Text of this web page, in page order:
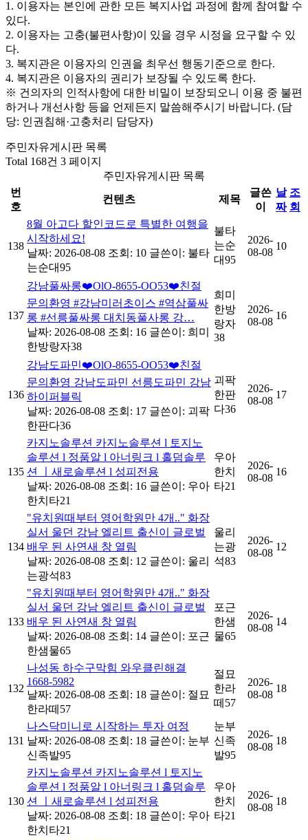
1. 이용자는 본인에 관한 모든 복지사업 과정에 함께 참여할 수
있다.
2. 이용자는 고충(불편사항)이 있을 경우 시정을 요구할 수 있
다.
3. 복지관은 이용자의 인권을 최우선 행동기준으로 한다.
4. 복지관은 이용자의 권리가 보장될 수 있도록 한다.
※ 건의자의 인적사항에 대한 비밀이 보장되오니 이용 중 불편
하거나 개선사항 등을 언제든지 말씀해주시기 바랍니다. (담
당: 인권침해·고충처리 담당자)
주민자유게시판 목록
Total 168건 3 페이지
주민자유게시판 목록
번
호
컨텐츠 제목
글쓴
이
날
짜
조
회
138
8월 아고다 할인코드로 특별한 여행을
시작하세요!
날짜: 2026-08-08 조회: 10 글쓴이: 불타
는순대95
불타
는순
대95
2026-
08-08
10
137
강남풀싸롱❤️OlO-8655-OO53❤️친절
문의환영 #강남미러초이스 #역삼풀싸
롱 #선릉풀싸롱 대치동풀사롱 강…
날짜: 2026-08-08 조회: 16 글쓴이: 희미
한방랑자38
희미
한방
랑자
38
2026-
08-08
16
136
강남도파민❤️OlO-8655-OO53❤️친절
문의환영 강남도파민 선릉도파민 강남
하이퍼블릭
날짜: 2026-08-08 조회: 17 글쓴이: 괴팍
한판다36
괴팍
한판
다36
2026-
08-08
17
135
카지노솔루션 카지노솔루션 l 토지노
솔루션 l 정품알 l 아너링크 l 홀덤솔루
션 ㅣ새로솔루션 l 성피전용
날짜: 2026-08-08 조회: 16 글쓴이: 우아
한치타21
우아
한치
타21
2026-
08-08
16
134
"유치원때부터 영어학원만 4개.." 화장
실서 울던 강남 엘리트 출신이 글로벌
배우 된 사연새 창 열림
날짜: 2026-08-08 조회: 12 글쓴이: 울리
는광석83
울리
는광
석83
2026-
08-08
12
133
"유치원때부터 영어학원만 4개.." 화장
실서 울던 강남 엘리트 출신이 글로벌
배우 된 사연새 창 열림
날짜: 2026-08-08 조회: 14 글쓴이: 포근
한샘물65
포근
한샘
물65
2026-
08-08
14
132
나성동 하수구막힘 와우클린해결
1668-5982
날짜: 2026-08-08 조회: 18 글쓴이: 절묘
한라떼57
절묘
한라
떼57
2026-
08-08
18
131
나스닥미니로 시작하는 투자 여정
날짜: 2026-08-08 조회: 18 글쓴이: 눈부
신족발95
눈부
신족
발95
2026-
08-08
18
130
카지노솔루션 카지노솔루션 l 토지노
솔루션 l 정품알 l 아너링크 l 홀덤솔루
션 ㅣ새로솔루션 l 성피전용
날짜: 2026-08-08 조회: 18 글쓴이: 우아
한치타21
우아
한치
타21
2026-
08-08
18